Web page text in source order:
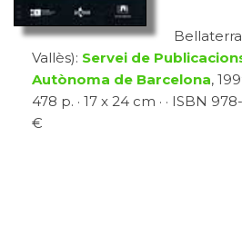
Vallès): Servei de
Autònoma de Barcelona,
478 p. · 17 x 24 cm · · ISBN
€